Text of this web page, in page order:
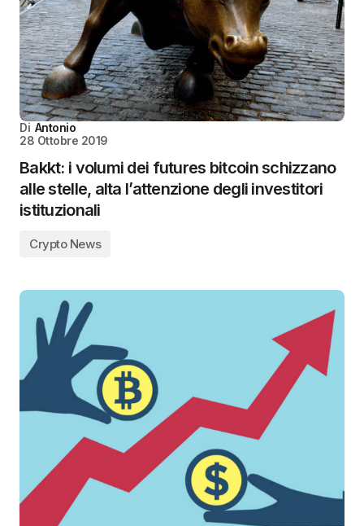
Di Antonio
28 Ottobre 2019
Bakkt: i volumi dei futures bitcoin schizzano
alle stelle, alta l’attenzione degli investitori
istituzionali
Crypto News